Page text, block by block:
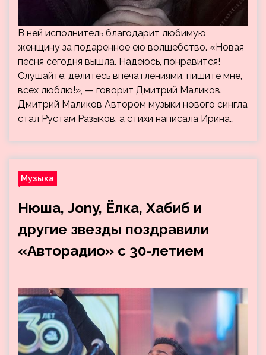
В ней исполнитель благодарит любимую
женщину за подаренное ею волшебство. «Новая
песня сегодня вышла. Надеюсь, понравится!
Слушайте, делитесь впечатлениями, пишите мне,
всех люблю!», — говорит Дмитрий Маликов.
Дмитрий Маликов Автором музыки нового сингла
стал Рустам Разыков, а стихи написала Ирина…
Музыка
Нюша, Jony, Ёлка, Хабиб и
другие звезды поздравили
«Авторадио» с 30-летием